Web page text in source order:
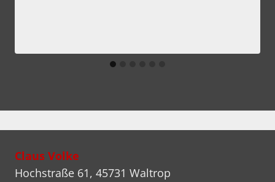
Claus Volke
Hochstraße 61, 45731 Waltrop